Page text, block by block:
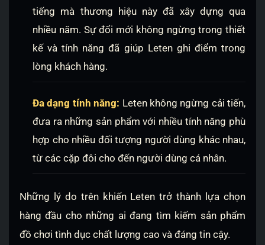
tiếng mà thương hiệu này đã xây dựng qua
nhiều năm. Sự đổi mới không ngừng trong thiết
kế và tính năng đã giúp Leten ghi điểm trong
lòng khách hàng.
Đa dạng tính năng: Leten không ngừng cải tiến,
đưa ra những sản phẩm với nhiều tính năng phù
hợp cho nhiều đối tượng người dùng khác nhau,
từ các cặp đôi cho đến người dùng cá nhân.
Những lý do trên khiến Leten trở thành lựa chọn
hàng đầu cho những ai đang tìm kiếm sản phẩm
đồ chơi tình dục chất lượng cao và đáng tin cậy.